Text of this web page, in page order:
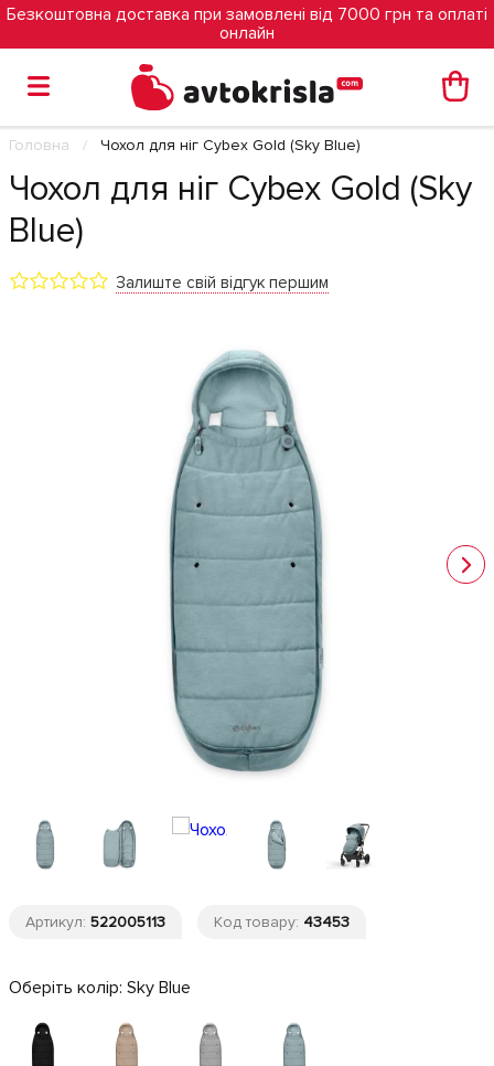
Безкоштовна доставка при замовлені від 7000 грн та оплаті
онлайн
Головна Чохол для ніг Cybex Gold (Sky Blue)
Чохол для ніг Cybex Gold (Sky
Blue)
Залиште свій відгук першим
Артикул: 522005113 Код товару: 43453
Оберіть колір: Sky Blue